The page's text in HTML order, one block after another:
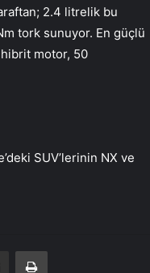
2.4 litrelik bu
tork sunuyor. En güçlü
motor, 50
SUV’lerinin NX ve
E-Posta ile paylaş Yazdır